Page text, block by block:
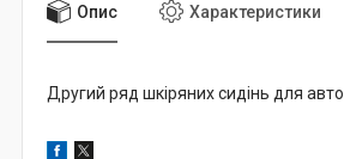
Опис Характеристики
Другий ряд шкіряних сидінь для